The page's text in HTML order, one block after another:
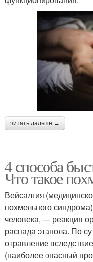
читать дальше →
4 способа
Что такое
Вейсалгия
похмельного
человека, — реакция
распада этанола. По
отравление
(наиболее опасный